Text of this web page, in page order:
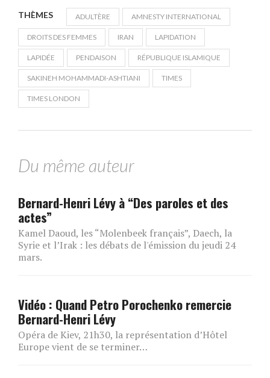
THÈMES ADULTÈRE AMNESTY INTERNATIONAL
DROITS DES FEMMES IRAN LAPIDATION
LAPIDÉE PENDAISON RÉPUBLIQUE ISLAMIQUE
SAKINEH MOHAMMADI-ASHTIANI TIMES
TIMES LONDON
Du même auteur
Bernard-Henri Lévy à “Des paroles et des
actes”
Kamel Daoud, les “Molenbeek français”, Daech, la
Syrie et l’Irak : les débats de l'émission du jeudi 24
mars.
Vidéo : Quand Petro Porochenko remercie
Bernard-Henri Lévy
Opéra de Kiev, 21h30, la représentation d’Hôtel
Europe vient de se terminer…